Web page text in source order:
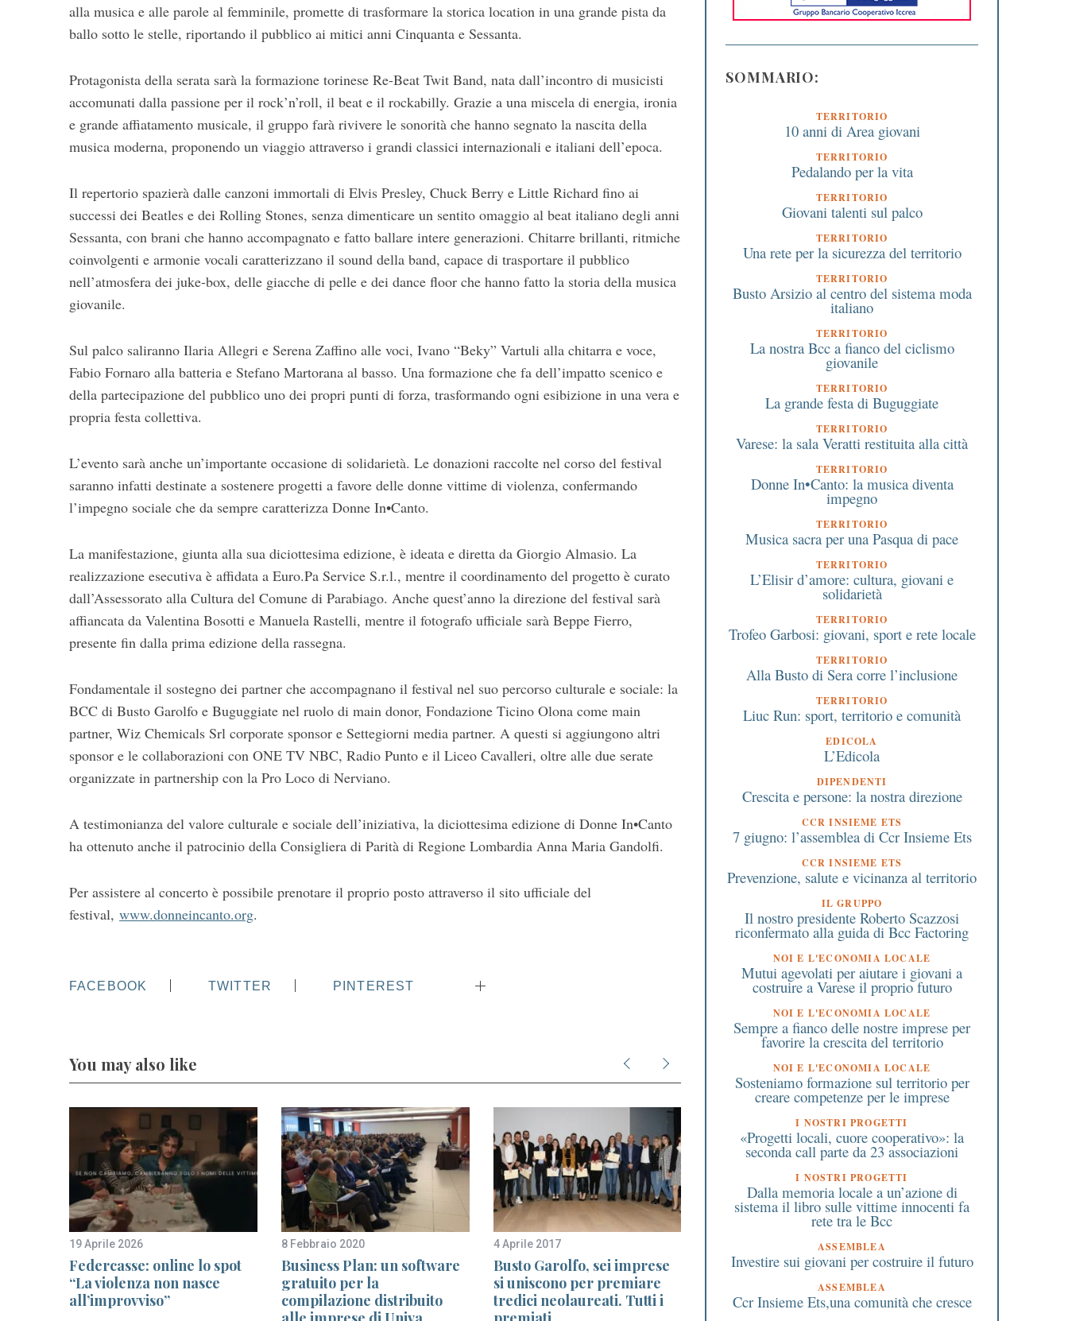
alla musica e alle parole al femminile, promette di trasformare la storica location in una grande pista da
ballo sotto le stelle, riportando il pubblico ai mitici anni Cinquanta e Sessanta.
Protagonista della serata sarà la formazione torinese Re-Beat Twit Band, nata dall’incontro di musicisti
accomunati dalla passione per il rock’n’roll, il beat e il rockabilly. Grazie a una miscela di energia, ironia
e grande affiatamento musicale, il gruppo farà rivivere le sonorità che hanno segnato la nascita della
musica moderna, proponendo un viaggio attraverso i grandi classici internazionali e italiani dell’epoca.
Il repertorio spazierà dalle canzoni immortali di Elvis Presley, Chuck Berry e Little Richard fino ai
successi dei Beatles e dei Rolling Stones, senza dimenticare un sentito omaggio al beat italiano degli anni
Sessanta, con brani che hanno accompagnato e fatto ballare intere generazioni. Chitarre brillanti, ritmiche
coinvolgenti e armonie vocali caratterizzano il sound della band, capace di trasportare il pubblico
nell’atmosfera dei juke-box, delle giacche di pelle e dei dance floor che hanno fatto la storia della musica
giovanile.
Sul palco saliranno Ilaria Allegri e Serena Zaffino alle voci, Ivano “Beky” Vartuli alla chitarra e voce,
Fabio Fornaro alla batteria e Stefano Martorana al basso. Una formazione che fa dell’impatto scenico e
della partecipazione del pubblico uno dei propri punti di forza, trasformando ogni esibizione in una vera e
propria festa collettiva.
L’evento sarà anche un’importante occasione di solidarietà. Le donazioni raccolte nel corso del festival
saranno infatti destinate a sostenere progetti a favore delle donne vittime di violenza, confermando
l’impegno sociale che da sempre caratterizza Donne In•Canto.
La manifestazione, giunta alla sua diciottesima edizione, è ideata e diretta da Giorgio Almasio. La
realizzazione esecutiva è affidata a Euro.Pa Service S.r.l., mentre il coordinamento del progetto è curato
dall’Assessorato alla Cultura del Comune di Parabiago. Anche quest’anno la direzione del festival sarà
affiancata da Valentina Bosotti e Manuela Rastelli, mentre il fotografo ufficiale sarà Beppe Fierro,
presente fin dalla prima edizione della rassegna.
Fondamentale il sostegno dei partner che accompagnano il festival nel suo percorso culturale e sociale: la
BCC di Busto Garolfo e Buguggiate nel ruolo di main donor, Fondazione Ticino Olona come main
partner, Wiz Chemicals Srl corporate sponsor e Settegiorni media partner. A questi si aggiungono altri
sponsor e le collaborazioni con ONE TV NBC, Radio Punto e il Liceo Cavalleri, oltre alle due serate
organizzate in partnership con la Pro Loco di Nerviano.
A testimonianza del valore culturale e sociale dell’iniziativa, la diciottesima edizione di Donne In•Canto
ha ottenuto anche il patrocinio della Consigliera di Parità di Regione Lombardia Anna Maria Gandolfi.
Per assistere al concerto è possibile prenotare il proprio posto attraverso il sito ufficiale del
festival, www.donneincanto.org.
FACEBOOK TWITTER PINTEREST
You may also like
19 Aprile 2026
Federcasse: online lo spot
“La violenza non nasce
all’improvviso”
8 Febbraio 2020
Business Plan: un software
gratuito per la
compilazione distribuito
4 Aprile 2017
Busto Garolfo, sei imprese
si uniscono per premiare
tredici neolaureati. Tutti i
La Federazione Italiana Bcc
compie 115 anni. E’ nata a
Brescia nel 1909
Festa della donna:
come strumento di
SOMMARIO:
TERRITORIO
10 anni di Area giovani
TERRITORIO
Pedalando per la vita
TERRITORIO
Giovani talenti sul palco
TERRITORIO
Una rete per la sicurezza del territorio
TERRITORIO
Busto Arsizio al centro del sistema moda
italiano
TERRITORIO
La nostra Bcc a fianco del ciclismo
giovanile
TERRITORIO
La grande festa di Buguggiate
TERRITORIO
Varese: la sala Veratti restituita alla città
TERRITORIO
Donne In•Canto: la musica diventa
impegno
TERRITORIO
Musica sacra per una Pasqua di pace
TERRITORIO
L’Elisir d’amore: cultura, giovani e
solidarietà
TERRITORIO
Trofeo Garbosi: giovani, sport e rete locale
TERRITORIO
Alla Busto di Sera corre l’inclusione
TERRITORIO
Liuc Run: sport, territorio e comunità
EDICOLA
L’Edicola
DIPENDENTI
Crescita e persone: la nostra direzione
CCR INSIEME ETS
7 giugno: l’assemblea di Ccr Insieme Ets
CCR INSIEME ETS
Prevenzione, salute e vicinanza al territorio
IL GRUPPO
Il nostro presidente Roberto Scazzosi
riconfermato alla guida di Bcc Factoring
NOI E L'ECONOMIA LOCALE
Mutui agevolati per aiutare i giovani a
costruire a Varese il proprio futuro
NOI E L'ECONOMIA LOCALE
Sempre a fianco delle nostre imprese per
favorire la crescita del territorio
NOI E L'ECONOMIA LOCALE
Sosteniamo formazione sul territorio per
creare competenze per le imprese
I NOSTRI PROGETTI
«Progetti locali, cuore cooperativo»: la
seconda call parte da 23 associazioni
I NOSTRI PROGETTI
Dalla memoria locale a un’azione di
sistema il libro sulle vittime innocenti fa
rete tra le Bcc
ASSEMBLEA
Investire sui giovani per costruire il futuro
ASSEMBLEA
Ccr Insieme Ets,una comunità che cresce
e
a
r
h
o
r